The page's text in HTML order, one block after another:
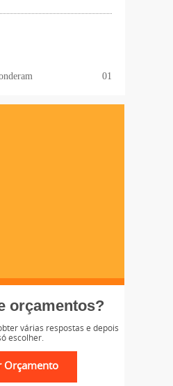
01
orçamentos?
várias respostas e depois
escolher.